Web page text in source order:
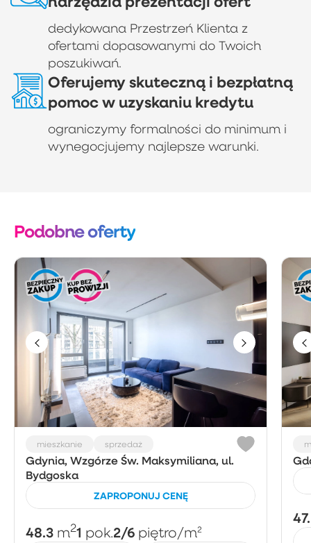
dedykowana Przestrzeń Klienta z
ofertami dopasowanymi do Twoich
poszukiwań.
Oferujemy skuteczną i bezpłatną
pomoc w uzyskaniu kredytu
ograniczymy formalności do minimum i
wynegocjujemy najlepsze warunki.
Podobne oferty
mieszkanie sprzedaż
Gdynia, Wzgórze Św. Maksymiliana, ul.
Bydgoska
ZAPROPONUJ CENĘ
48.3 m21 pok.2/6 piętro/m²